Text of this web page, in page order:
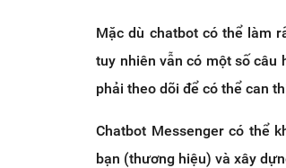
Mặc dù chatbot có thể làm
tuy nhiên vẫn có một số câu
phải theo dõi để có thể can
Chatbot Messenger có thể
bạn (thương hiệu) và xây